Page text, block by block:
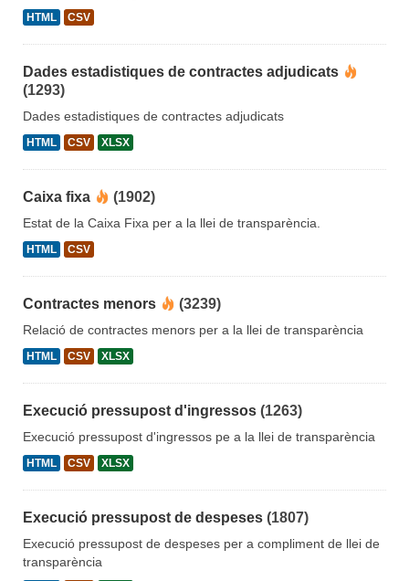
HTML CSV
Dades estadistiques de contractes adjudicats
(1293)
Dades estadistiques de contractes adjudicats
HTML CSV XLSX
Caixa fixa (1902)
Estat de la Caixa Fixa per a la llei de transparència.
HTML CSV
Contractes menors (3239)
Relació de contractes menors per a la llei de transparència
HTML CSV XLSX
Execució pressupost d'ingressos (1263)
Execució pressupost d'ingressos pe a la llei de transparència
HTML CSV XLSX
Execució pressupost de despeses (1807)
Execució pressupost de despeses per a compliment de llei de
transparència